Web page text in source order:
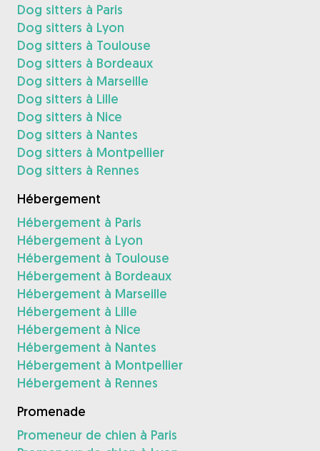
Dog sitters à Paris
Dog sitters à Lyon
Dog sitters à Toulouse
Dog sitters à Bordeaux
Dog sitters à Marseille
Dog sitters à Lille
Dog sitters à Nice
Dog sitters à Nantes
Dog sitters à Montpellier
Dog sitters à Rennes
Hébergement
Hébergement à Paris
Hébergement à Lyon
Hébergement à Toulouse
Hébergement à Bordeaux
Hébergement à Marseille
Hébergement à Lille
Hébergement à Nice
Hébergement à Nantes
Hébergement à Montpellier
Hébergement à Rennes
Promenade
Promeneur de chien à Paris